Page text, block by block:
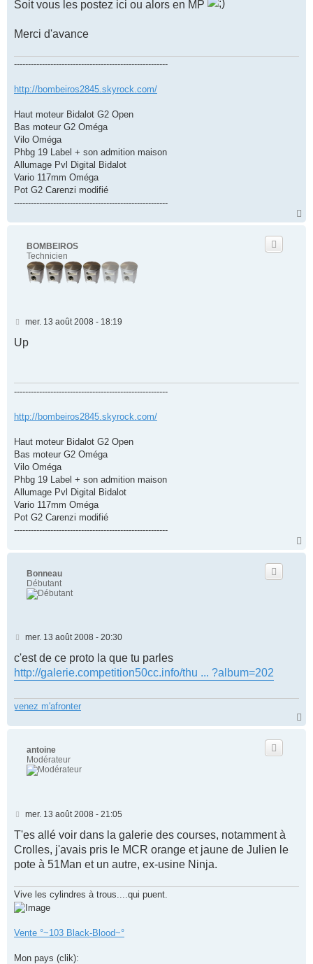
Soit vous les postez ici ou alors en MP
Merci d'avance
-------------------------------------------------------
http://bombeiros2845.skyrock.com/
Haut moteur Bidalot G2 Open
Bas moteur G2 Oméga
Vilo Oméga
Phbg 19 Label + son admition maison
Allumage Pvl Digital Bidalot
Vario 117mm Oméga
Pot G2 Carenzi modifié
-------------------------------------------------------
BOMBEIROS
Technicien
M
s
s
mer. 13 août 2008 - 18:19
Up
-------------------------------------------------------
http://bombeiros2845.skyrock.com/
Haut moteur Bidalot G2 Open
Bas moteur G2 Oméga
Vilo Oméga
Phbg 19 Label + son admition maison
Allumage Pvl Digital Bidalot
Vario 117mm Oméga
Pot G2 Carenzi modifié
-------------------------------------------------------
Bonneau
Débutant
M
s
a
mer. 13 août 2008 - 20:30
c'est de ce proto la que tu parles
http://galerie.competition50cc.info/thu ... ?album=202
venez m'afronter
antoine
Modérateur
M
s
a
g
mer. 13 août 2008 - 21:05
T'es allé voir dans la galerie des courses, notamment à
Crolles, j'avais pris le MCR orange et jaune de Julien le
pote à 51Man et un autre, ex-usine Ninja.
Vive les cylindres à trous....qui puent.
Vente °~103 Black-Blood~°
Mon pays (clik):